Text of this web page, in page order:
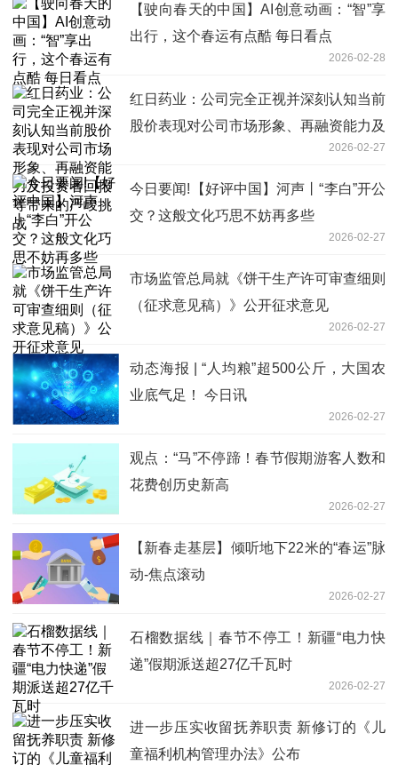
【驶向春天的中国】AI创意动画：“智”享
出行，这个春运有点酷 每日看点
2026-02-28
红日药业：公司完全正视并深刻认知当前
股价表现对公司市场形象、再融资能力及
2026-02-27
今日要闻!【好评中国】河声丨“李白”开公
交？这般文化巧思不妨再多些
2026-02-27
市场监管总局就《饼干生产许可审查细则
（征求意见稿）》公开征求意见
2026-02-27
动态海报 | “人均粮”超500公斤，大国农
业底气足！ 今日讯
2026-02-27
观点：“马”不停蹄！春节假期游客人数和
花费创历史新高
2026-02-27
【新春走基层】倾听地下22米的“春运”脉
动-焦点滚动
2026-02-27
石榴数据线｜春节不停工！新疆“电力快
递”假期派送超27亿千瓦时
2026-02-27
进一步压实收留抚养职责 新修订的《儿
童福利机构管理办法》公布